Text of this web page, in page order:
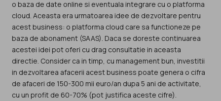
o baza de date online si eventuala integrare cu o platforma
cloud. Aceasta era urmatoarea idee de dezvoltare pentru
acest business: o platforma cloud care sa functioneze pe
baza de abonament (SAAS). Daca se doreste continuarea
acestei idei pot oferi cu drag consultatie in aceasta
directie. Consider ca in timp, cu management bun, investitii
in dezvoltarea afacerii acest business poate genera o cifra
de afaceri de 150-300 mii euro/an dupa 5 ani de activitate,
cu un profit de 60-70% (pot justifica aceste cifre).